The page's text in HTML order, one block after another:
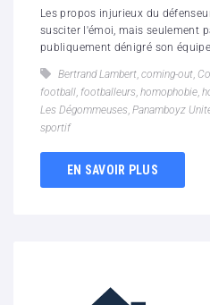
Les propos injurieux du
susciter l'émoi, mais seulement
publiquement dénigré son
Bertrand Lambert, coming-out,
football, footballeurs, homophobie,
Les Dégommeuses, Panamboyz
sportif
EN SAVOIR PLUS